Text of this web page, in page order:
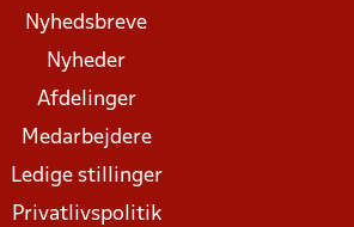
Nyhedsbreve
Nyheder
Afdelinger
Medarbejdere
Ledige stillinger
Privatlivspolitik